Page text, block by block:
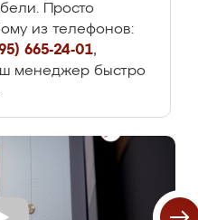
Просто
из телефонов:
665-24-01,
менеджер быстро